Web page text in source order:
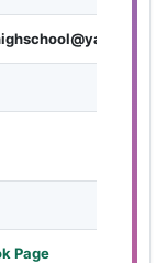
Page